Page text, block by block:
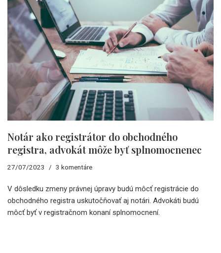
Notár ako registrátor do obchodného
registra, advokát môže byť splnomocnenec
27/07/2023 3 komentáre
V dôsledku zmeny právnej úpravy budú môcť registrácie do
obchodného registra uskutočňovať aj notári. Advokáti budú
môcť byť v registračnom konaní splnomocnení.